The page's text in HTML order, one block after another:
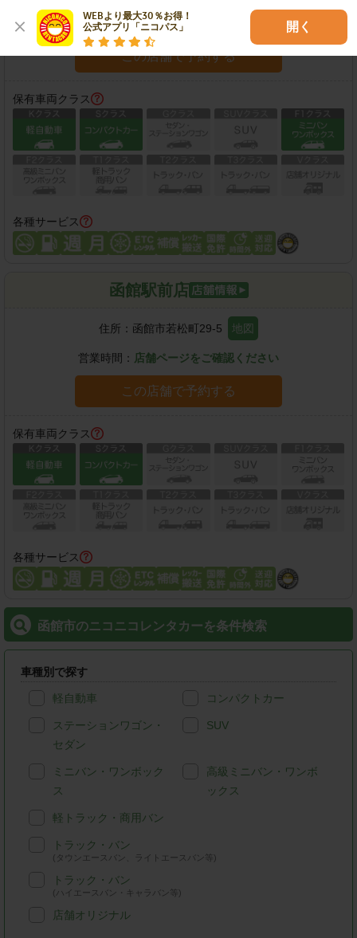
WEBより最大30％お得！
公式アプリ「ニコパス」
開く
営業時間：店舗ページをご確認ください
この店舗で予約する
保有車両クラス
各種サービス
函館駅前店
住所： 函館市若松町29-5 地図
営業時間： 店舗ページをご確認ください
この店舗で予約する
保有車両クラス
各種サービス
函館市のニコニコレンタカーを条件検索
車種別で探す
軽自動車 コンパクトカー
ステーションワゴン・
セダン
SUV
ミニバン・ワンボック
ス
高級ミニバン・ワンボ
ックス
軽トラック・商用バン
トラック・バン
(タウンエースバン、ライトエースバン等)
トラック・バン
(ハイエースバン・キャラバン等)
店舗オリジナル